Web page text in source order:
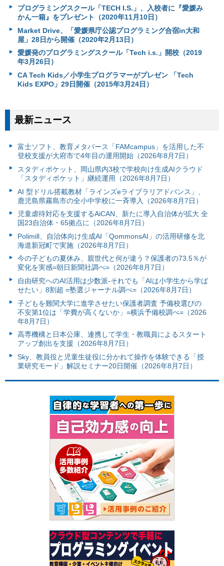
プログラミングスクール「TECH I.S.」、入校者に『愛媛み
かん一箱』をプレゼント（2020年11月10日）
Market Drive、「愛媛県庁公認プログラミング合宿in大和
屋」28日から開催（2020年2月13日）
愛媛発のプログラミングスクール「Tech i.s.」開校（2019
年3月26日）
CA Tech Kids／小学生プログラマーがプレゼン 「Tech
Kids EXPO」29日開催（2015年3月24日）
最新ニュース
富⼠ソフト、教育メタバース「FAMcampus」を活用した不
登校支援が大府市で4年目の運用開始（2026年8月7日）
スタディポケット、岡山県内3校で学校向け生成AIクラウド
「スタディポケット」継続運用（2026年8月7日）
AI 型ドリル搭載教材「ラインズeライブラリアドバンス」、
鹿児島県霧島市の全小中学校に一斉導入（2026年8月7日）
児童虐待対応を支援するAiCAN、新たに導入自治体が拡大 全
国23自治体・65拠点に（2026年8月7日）
Polimill、自治体向け生成AI「QommonsAI」の活用研修を北
海道新冠町で実施（2026年8月7日）
今の子どもの夏休み、親世代と何が違う？保護者の73.5％が
変化を実感=朝日新聞社調べ=（2026年8月7日）
自由研究へのAI活用は少数派-それでも「AIは小学生から学ば
せたい」8割超 =塾選ジャーナル調べ=（2026年8月7日）
子どもを難関大学に進学させたい保護者調査 予備校選びの
不安第1位は「学費が高くないか」=横浜予備校調べ=（2026
年8月7日）
高専機構と日本公庫、連携して学生・教職員によるスタート
アップ創出を支援（2026年8月7日）
Sky、教員役と児童生徒役に分かれて操作を体験できる「授
業研究モード」解説セミナー20日開催（2026年8月7日）